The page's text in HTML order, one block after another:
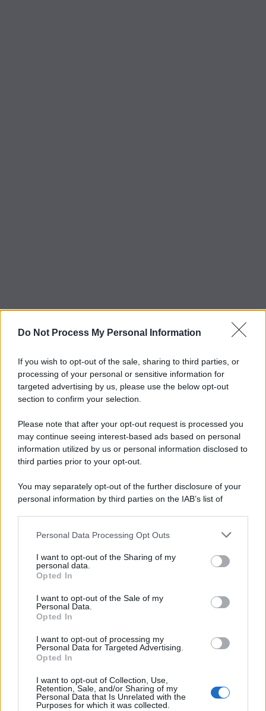
Do Not Process My Personal Information
If you wish to opt-out of the sale, sharing to third parties, or
processing of your personal or sensitive information for
targeted advertising by us, please use the below opt-out
section to confirm your selection.
Please note that after your opt-out request is processed you
may continue seeing interest-based ads based on personal
information utilized by us or personal information disclosed to
third parties prior to your opt-out.
You may separately opt-out of the further disclosure of your
personal information by third parties on the IAB’s list of
This information may also be disclosed by us to third parties
disclose it to other third parties.
Personal Data Processing Opt Outs
I want to opt-out of the Sharing of my
personal data.
Opted In
I want to opt-out of the Sale of my
Personal Data.
Opted In
I want to opt-out of processing my
Personal Data for Targeted Advertising.
Opted In
I want to opt-out of Collection, Use,
Retention, Sale, and/or Sharing of my
Personal Data that Is Unrelated with the
Purposes for which it was collected.